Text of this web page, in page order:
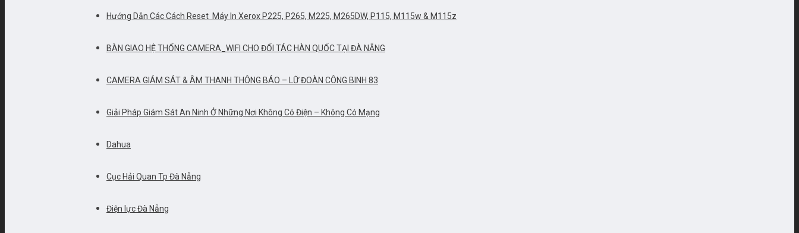
Hướng Dẫn Các Cách Reset Máy In Xerox P225, P265, M225, M265DW, P115, M115w & M115z
BÀN GIAO HỆ THỐNG CAMERA_WIFI CHO ĐỐI TÁC HÀN QUỐC TẠI ĐÀ NẴNG
CAMERA GIÁM SÁT & ÂM THANH THÔNG BÁO – LỮ ĐOÀN CÔNG BINH 83
Giải Pháp Giám Sát An Ninh Ở Những Nơi Không Có Điện – Không Có Mạng
Dahua
Cục Hải Quan Tp Đà Nẵng
Điện lực Đà Nẵng